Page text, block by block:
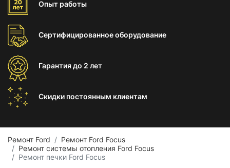
Опыт работы
Сертифицированноеоборудование
Гарантиядо 2 лет
Скидки постоянным клиентам
Ремонт Ford
Ремонт Ford Focus
Ремонт системы отопления Ford Focus
Ремонт печки Ford Focus